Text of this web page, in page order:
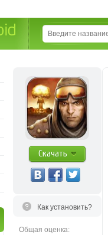
Скачать
Как установить?
Общая оценка: